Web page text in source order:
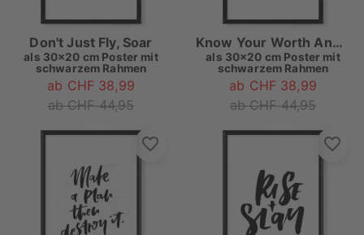
Don't Just Fly, Soar
als 30x20 cm Poster mit
schwarzem Rahmen
ab CHF 38,99
ab CHF 44,95
Know Your Worth And Add Taxes
als 30x20 cm Poster mit
schwarzem Rahmen
ab CHF 38,99
ab CHF 44,95